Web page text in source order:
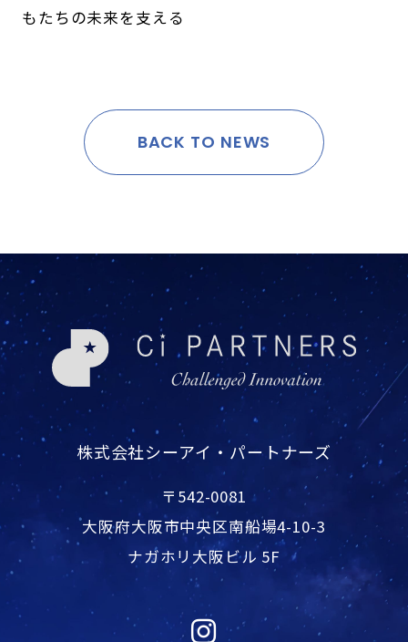
もたちの未来を支える
BACK TO NEWS
株式会社シーアイ・パートナーズ
〒542-0081
大阪府大阪市中央区南船場4-10-3
ナガホリ大阪ビル 5F